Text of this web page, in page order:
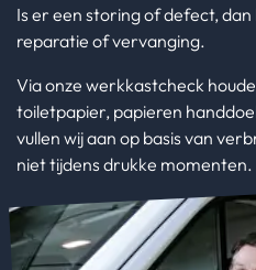
Is er een storing of defect,
reparatie of vervanging.
Via onze werkkastcheck
toiletpapier, papieren
vullen wij aan op basis van
niet tijdens drukke momenten.